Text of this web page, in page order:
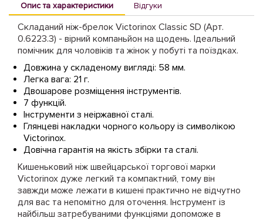
Опис та характеристики Відгуки
Складаний ніж-брелок Victorinox Classic SD (Арт.
0.6223.3) - вірний компаньйон на щодень. Ідеальний
помічник для чоловіків та жінок у побуті та поїздках.
Довжина у складеному вигляді: 58 мм.
Легка вага: 21 г.
Двошарове розміщення інструментів.
7 функцій.
Інструменти з неіржавної сталі.
Глянцеві накладки чорного кольору із символікою
Victorinox.
Довічна гарантія на якість збірки та сталі.
Кишеньковий ніж швейцарської торгової марки
Victorinox дуже легкий та компактний, тому він
завжди може лежати в кишені практично не відчутно
для вас та непомітно для оточення. Інструмент із
найбільш затребуваними функціями допоможе в